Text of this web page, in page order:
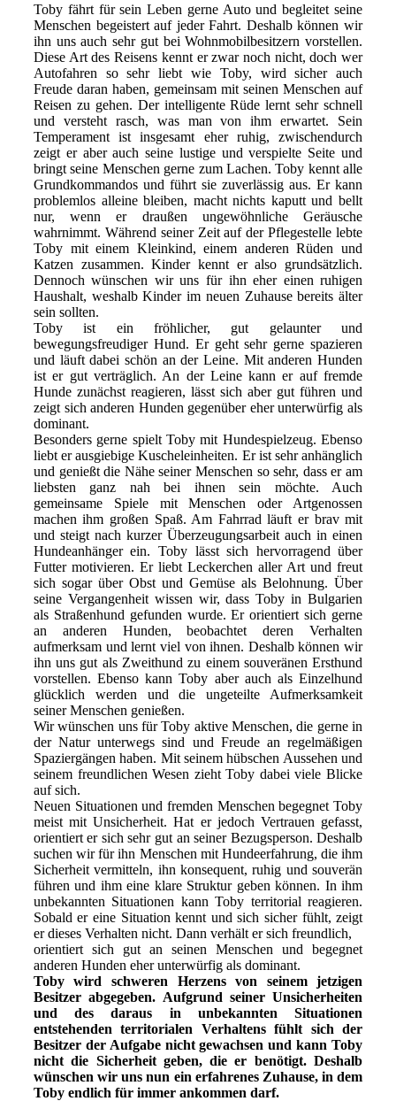
Toby fährt für sein Leben gerne Auto und begleitet seine
Menschen begeistert auf jeder Fahrt. Deshalb können wir
ihn uns auch sehr gut bei Wohnmobilbesitzern vorstellen.
Diese Art des Reisens kennt er zwar noch nicht, doch wer
Autofahren so sehr liebt wie Toby, wird sicher auch
Freude daran haben, gemeinsam mit seinen Menschen auf
Reisen zu gehen. Der intelligente Rüde lernt sehr schnell
und versteht rasch, was man von ihm erwartet. Sein
Temperament ist insgesamt eher ruhig, zwischendurch
zeigt er aber auch seine lustige und verspielte Seite und
bringt seine Menschen gerne zum Lachen. Toby kennt alle
Grundkommandos und führt sie zuverlässig aus. Er kann
problemlos alleine bleiben, macht nichts kaputt und bellt
nur, wenn er draußen ungewöhnliche Geräusche
wahrnimmt. Während seiner Zeit auf der Pflegestelle lebte
Toby mit einem Kleinkind, einem anderen Rüden und
Katzen zusammen. Kinder kennt er also grundsätzlich.
Dennoch wünschen wir uns für ihn eher einen ruhigen
Haushalt, weshalb Kinder im neuen Zuhause bereits älter
sein sollten.
Toby ist ein fröhlicher, gut gelaunter und
bewegungsfreudiger Hund. Er geht sehr gerne spazieren
und läuft dabei schön an der Leine. Mit anderen Hunden
ist er gut verträglich. An der Leine kann er auf fremde
Hunde zunächst reagieren, lässt sich aber gut führen und
zeigt sich anderen Hunden gegenüber eher unterwürfig als
dominant.
Besonders gerne spielt Toby mit Hundespielzeug. Ebenso
liebt er ausgiebige Kuscheleinheiten. Er ist sehr anhänglich
und genießt die Nähe seiner Menschen so sehr, dass er am
liebsten ganz nah bei ihnen sein möchte. Auch
gemeinsame Spiele mit Menschen oder Artgenossen
machen ihm großen Spaß. Am Fahrrad läuft er brav mit
und steigt nach kurzer Überzeugungsarbeit auch in einen
Hundeanhänger ein. Toby lässt sich hervorragend über
Futter motivieren. Er liebt Leckerchen aller Art und freut
sich sogar über Obst und Gemüse als Belohnung. Über
seine Vergangenheit wissen wir, dass Toby in Bulgarien
als Straßenhund gefunden wurde. Er orientiert sich gerne
an anderen Hunden, beobachtet deren Verhalten
aufmerksam und lernt viel von ihnen. Deshalb können wir
ihn uns gut als Zweithund zu einem souveränen Ersthund
vorstellen. Ebenso kann Toby aber auch als Einzelhund
glücklich werden und die ungeteilte Aufmerksamkeit
seiner Menschen genießen.
Wir wünschen uns für Toby aktive Menschen, die gerne in
der Natur unterwegs sind und Freude an regelmäßigen
Spaziergängen haben. Mit seinem hübschen Aussehen und
seinem freundlichen Wesen zieht Toby dabei viele Blicke
auf sich.
Neuen Situationen und fremden Menschen begegnet Toby
meist mit Unsicherheit. Hat er jedoch Vertrauen gefasst,
orientiert er sich sehr gut an seiner Bezugsperson. Deshalb
suchen wir für ihn Menschen mit Hundeerfahrung, die ihm
Sicherheit vermitteln, ihn konsequent, ruhig und souverän
führen und ihm eine klare Struktur geben können. In ihm
unbekannten Situationen kann Toby territorial reagieren.
Sobald er eine Situation kennt und sich sicher fühlt, zeigt
er dieses Verhalten nicht. Dann verhält er sich freundlich,
orientiert sich gut an seinen Menschen und begegnet
anderen Hunden eher unterwürfig als dominant.
Toby wird schweren Herzens von seinem jetzigen
Besitzer abgegeben. Aufgrund seiner Unsicherheiten
und des daraus in unbekannten Situationen
entstehenden territorialen Verhaltens fühlt sich der
Besitzer der Aufgabe nicht gewachsen und kann Toby
nicht die Sicherheit geben, die er benötigt. Deshalb
wünschen wir uns nun ein erfahrenes Zuhause, in dem
Toby endlich für immer ankommen darf.